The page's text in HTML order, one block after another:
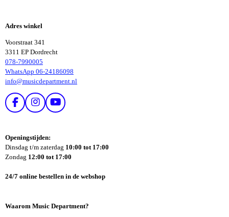
N
N
Adres winkel
Voorstraat 341
3311 EP Dordrecht
078-7990005
WhatsApp 06-24186098
info@musicdepartment.nl
F
B
O
I
T
A
R
M
Y
U
E
Openingstijden:
Dinsdag t/m zaterdag 10:00 tot 17:00
Zondag 12:00 tot 17:00
24/7 online bestellen in de webshop
Waarom Music Department?